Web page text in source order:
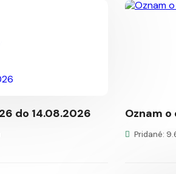
do 14.08.2026 Oznam
Pridané: